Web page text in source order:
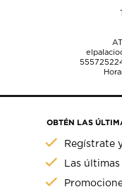
OBTÉN LAS
Regístrate
Las